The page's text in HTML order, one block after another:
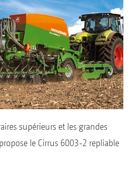
supérieurs et les grandes
le Cirrus 6003-2 repliable